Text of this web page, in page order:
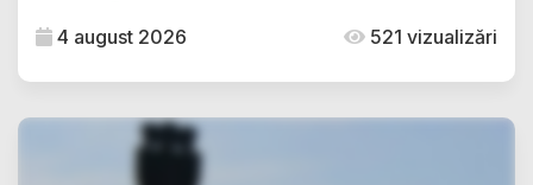
4 august 2026 521 vizualizări